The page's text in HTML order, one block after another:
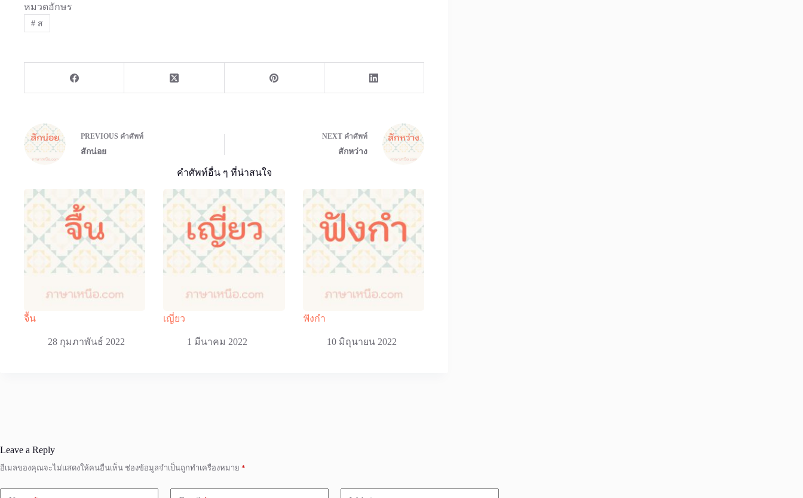
หมวดอักษร
#ส
PREVIOUS คำศัพท์
สักน่อย
NEXT คำศัพท์
สักหว่าง
คำศัพท์อื่น ๆ ที่น่าสนใจ
จื้น
28 กุมภาพันธ์ 2022
เญี่ยว
1 มีนาคม 2022
ฟังกํา
10 มิถุนายน 2022
Leave a Reply
อีเมลของคุณจะไม่แสดงให้คนอื่นเห็น ช่องข้อมูลจำเป็นถูกทำเครื่องหมาย *